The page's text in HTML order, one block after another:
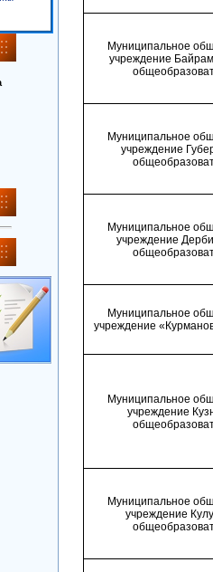
Муниципальное
учреждение
Муниципальное
учреждение
Муниципальное
учреждение
Муниципальное
учреждение
Муниципальное
учреждение
Муниципальное
учреждение